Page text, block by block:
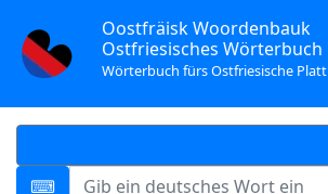
Oostfräisk Woordenbauk
Ostfriesisches Wörterbuch
Wörterbuch fürs Ostfriesische Platt